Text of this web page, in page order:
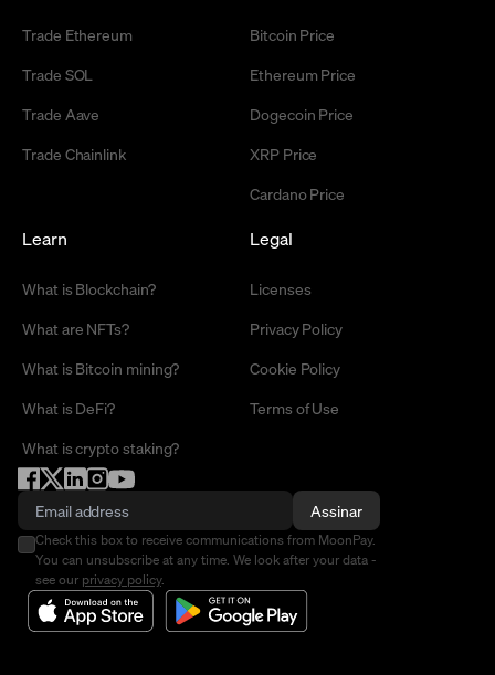
Trade Ethereum
Trade SOL
Trade Aave
Trade Chainlink
Bitcoin Price
Ethereum Price
Dogecoin Price
XRP Price
Cardano Price
Learn
What is Blockchain?
What are NFTs?
What is Bitcoin mining?
What is DeFi?
What is crypto staking?
Legal
Licenses
Privacy Policy
Cookie Policy
Terms of Use
Assinar
Check this box to receive communications from MoonPay.
You can unsubscribe at any time. We look after your data -
see our privacy policy.